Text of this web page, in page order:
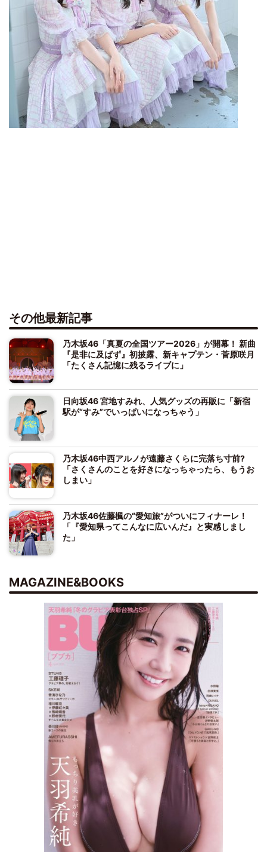
その他最新記事
乃木坂46「真夏の全国ツアー2026」が開幕！ 新曲
『是非に及ばず』初披露、新キャプテン・菅原咲月
「たくさん記憶に残るライブに」
日向坂46 宮地すみれ、人気グッズの再販に「新宿
駅が“すみ”でいっぱいになっちゃう」
乃木坂46中西アルノが遠藤さくらに完落ち寸前?
「さくさんのことを好きになっちゃったら、もうお
しまい」
乃木坂46佐藤楓の“愛知旅”がついにフィナーレ！
「『愛知県ってこんなに広いんだ』と実感しまし
た」
MAGAZINE&BOOKS